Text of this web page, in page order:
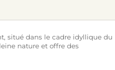
situé dans le cadre idyllique du
nature et offre des